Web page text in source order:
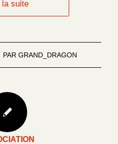
la suite
PAR GRAND_DRAGON